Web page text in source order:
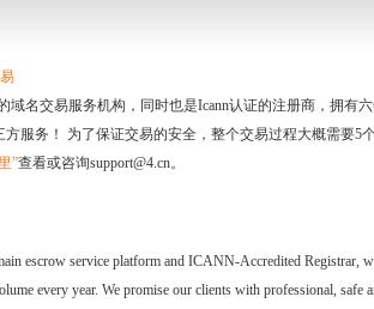
域名交易服务机构，同时也是Icann认证的注册商，拥有
服务！ 为了保证交易的安全，整个交易过程大概需要5个
”查看或咨询support@4.cn。
escrow service platform and ICANN-Accredited Registrar,
every year. We promise our clients with professional, safe